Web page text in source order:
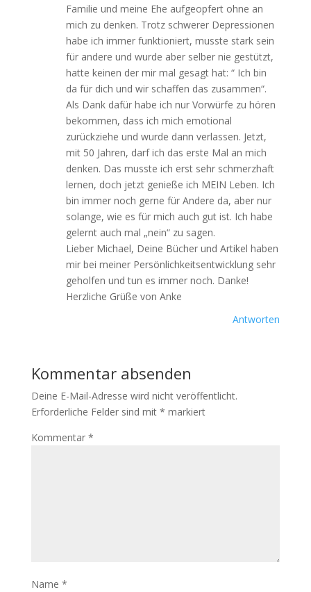
Familie und meine Ehe aufgeopfert ohne an
mich zu denken. Trotz schwerer Depressionen
habe ich immer funktioniert, musste stark sein
für andere und wurde aber selber nie gestützt,
hatte keinen der mir mal gesagt hat: “ Ich bin
da für dich und wir schaffen das zusammen“.
Als Dank dafür habe ich nur Vorwürfe zu hören
bekommen, dass ich mich emotional
zurückziehe und wurde dann verlassen. Jetzt,
mit 50 Jahren, darf ich das erste Mal an mich
denken. Das musste ich erst sehr schmerzhaft
lernen, doch jetzt genieße ich MEIN Leben. Ich
bin immer noch gerne für Andere da, aber nur
solange, wie es für mich auch gut ist. Ich habe
gelernt auch mal „nein“ zu sagen.
Lieber Michael, Deine Bücher und Artikel haben
mir bei meiner Persönlichkeitsentwicklung sehr
geholfen und tun es immer noch. Danke!
Herzliche Grüße von Anke
Antworten
Kommentar absenden
Deine E-Mail-Adresse wird nicht veröffentlicht.
Erforderliche Felder sind mit * markiert
Kommentar *
Name *